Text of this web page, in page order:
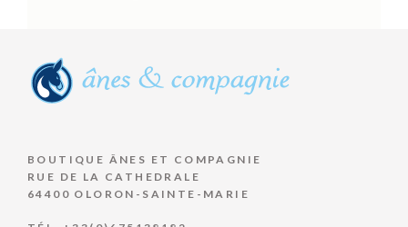
BOUTIQUE ÂNES ET COMPAGNIE
RUE DE LA CATHEDRALE
64400 OLORON-SAINTE-MARIE